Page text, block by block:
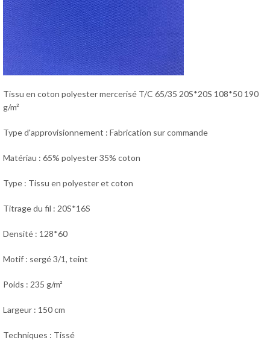
Tissu en coton polyester mercerisé T/C 65/35 20S*20S 108*50 190
g/m²
Type d'approvisionnement : Fabrication sur commande
Matériau : 65% polyester 35% coton
Type : Tissu en polyester et coton
Titrage du fil : 20S*16S
Densité : 128*60
Motif : sergé 3/1, teint
Poids : 235 g/m²
Largeur : 150 cm
Techniques : Tissé